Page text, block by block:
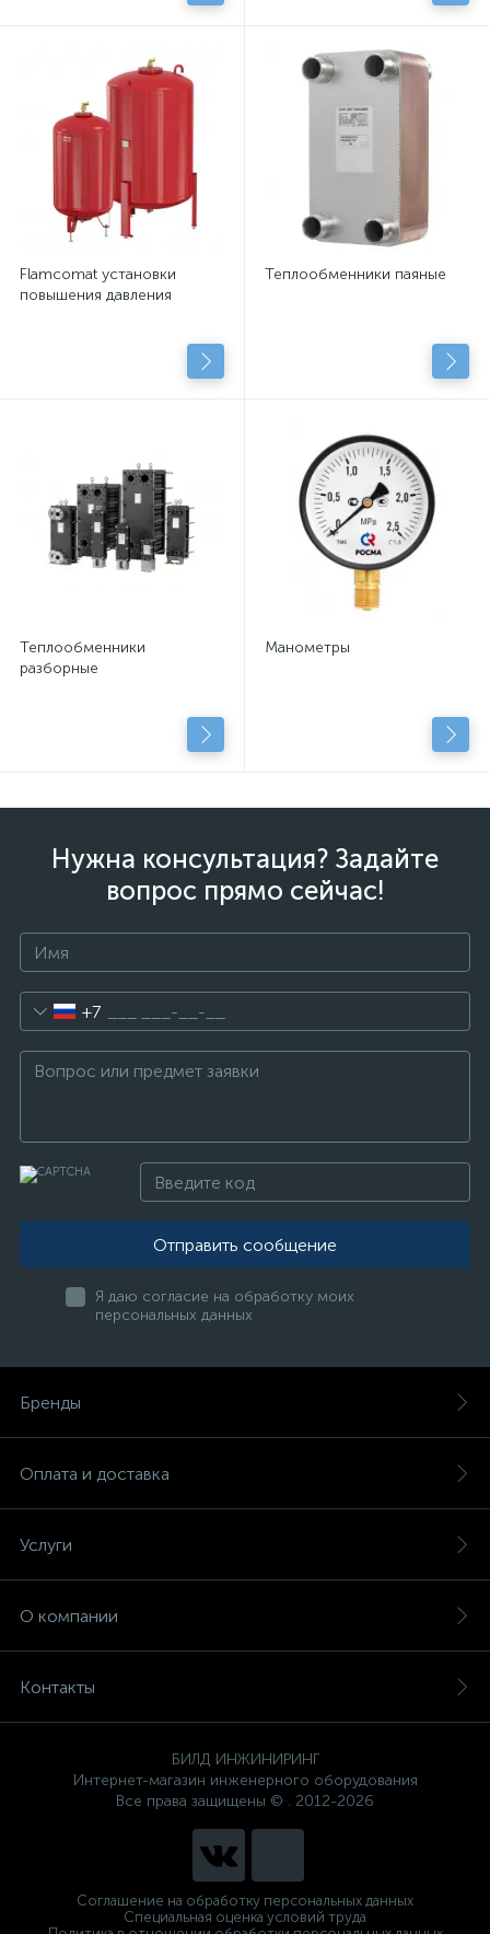
Flamcomat установки
повышения давления
Теплообменники паяные
Теплообменники
разборные
Манометры
Нужна консультация? Задайте
вопрос прямо сейчас!
+7
Отправить сообщение
Я даю согласие на обработку моих
персональных данных
Бренды
Оплата и доставка
Услуги
О компании
Контакты
БИЛД ИНЖИНИРИНГ
Интернет-магазин инженерного оборудования
Все права защищены © . 2012-2026
Соглашение на обработку персональных данных
Специальная оценка условий труда